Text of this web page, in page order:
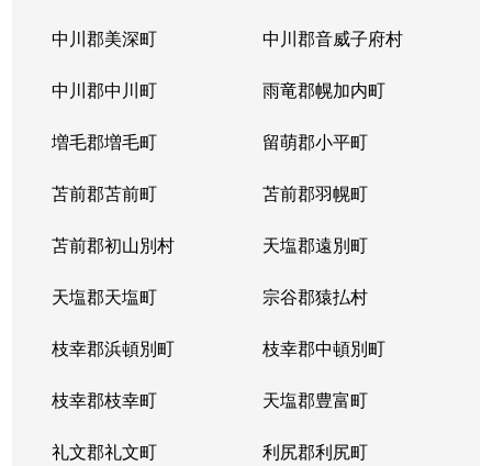
中川郡美深町 中川郡音威子府村
中川郡中川町 雨竜郡幌加内町
増毛郡増毛町 留萌郡小平町
苫前郡苫前町 苫前郡羽幌町
苫前郡初山別村 天塩郡遠別町
天塩郡天塩町 宗谷郡猿払村
枝幸郡浜頓別町 枝幸郡中頓別町
枝幸郡枝幸町 天塩郡豊富町
礼文郡礼文町 利尻郡利尻町